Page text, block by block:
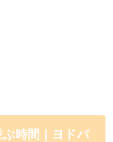
時間｜ヨドバ